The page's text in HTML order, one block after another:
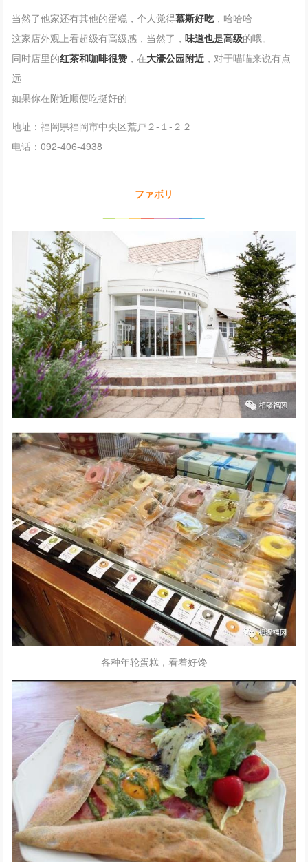
当然了他家还有其他的蛋糕，个人觉得慕斯好吃，哈哈哈
这家店外观上看超级有高级感，当然了，味道也是高级的哦。
同时店里的红茶和咖啡很赞 ，在大濠公园附近 ，对于喵喵来说有点
远
如果你在附近顺便吃挺好的
地址：福岡県福岡市中央区荒戸２-１-２２
电话：092-406-4938
ファボリ
各种年轮蛋糕，看着好馋